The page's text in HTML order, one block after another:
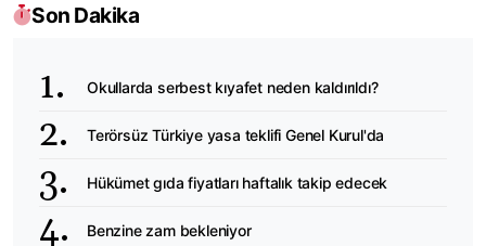
Son Dakika
Okullarda serbest kıyafet neden kaldırıldı?
Terörsüz Türkiye yasa teklifi Genel Kurul'da
Hükümet gıda fiyatları haftalık takip edecek
Benzine zam bekleniyor